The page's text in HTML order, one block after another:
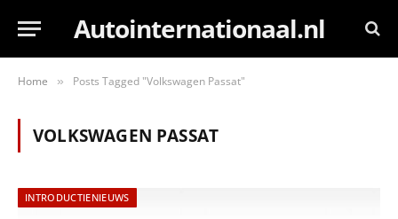
Autointernationaal.nl
Home » Posts Tagged "Volkswagen Passat"
VOLKSWAGEN PASSAT
INTRODUCTIENIEUWS